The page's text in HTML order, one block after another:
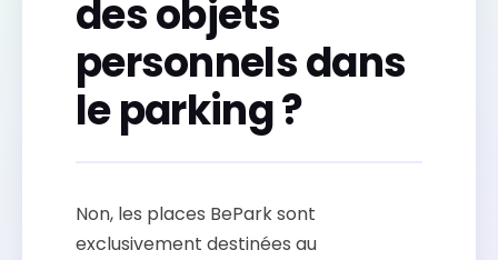
des objets
personnels dans
le parking ?
Non, les places BePark sont
exclusivement destinées au